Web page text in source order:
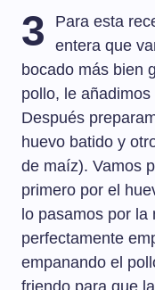
3
Para esta
entera que
bocado más bien
pollo, le
Después
huevo batido y
de maíz). Vamos
primero por el
lo pasamos por
perfectamente
empanando el